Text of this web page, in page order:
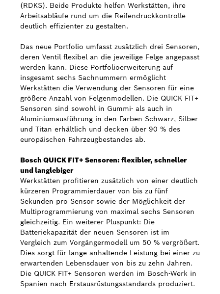
(RDKS). Beide Produkte helfen Werkstätten, ihre
Arbeitsabläufe rund um die Reifendruckkontrolle
deutlich effizienter zu gestalten.
Das neue Portfolio umfasst zusätzlich drei Sensoren,
deren Ventil flexibel an die jeweilige Felge angepasst
werden kann. Diese Portfolioerweiterung auf
insgesamt sechs Sachnummern ermöglicht
Werkstätten die Verwendung der Sensoren für eine
größere Anzahl von Felgenmodellen. Die QUICK FIT+
Sensoren sind sowohl in Gummi- als auch in
Aluminiumausführung in den Farben Schwarz, Silber
und Titan erhältlich und decken über 90 % des
europäischen Fahrzeugbestandes ab.
Bosch QUICK FIT+ Sensoren: flexibler, schneller
und langlebiger
Werkstätten profitieren zusätzlich von einer deutlich
kürzeren Programmierdauer von bis zu fünf
Sekunden pro Sensor sowie der Möglichkeit der
Multiprogrammierung von maximal sechs Sensoren
gleichzeitig. Ein weiterer Pluspunkt: Die
Batteriekapazität der neuen Sensoren ist im
Vergleich zum Vorgängermodell um 50 % vergrößert.
Dies sorgt für lange anhaltende Leistung bei einer zu
erwartenden Lebensdauer von bis zu zehn Jahren.
Die QUICK FIT+ Sensoren werden im Bosch-Werk in
Spanien nach Erstausrüstungsstandards produziert.